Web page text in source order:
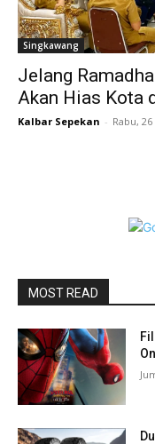
Singkawang
Jelang
Akan Hias Kota
Kalbar Sepekan - Rabu,
MOST READ